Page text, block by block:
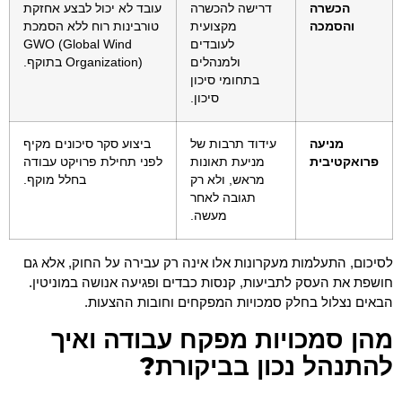
הכשרה
והסמכה
דרישה להכשרה
מקצועית
לעובדים
ולמנהלים
בתחומי סיכון
סיכון.
עובד לא יכול לבצע אחזקת
טורבינות רוח ללא הסמכת
GWO (Global Wind
Organization) בתוקף.
מניעה
פרואקטיבית
עידוד תרבות של
מניעת תאונות
מראש, ולא רק
תגובה לאחר
מעשה.
ביצוע סקר סיכונים מקיף
לפני תחילת פרויקט עבודה
בחלל מוקף.
לסיכום, התעלמות מעקרונות אלו אינה רק עבירה על החוק, אלא גם
חושפת את העסק לתביעות, קנסות כבדים ופגיעה אנושה במוניטין.
הבאים נצלול בחלק סמכויות המפקחים וחובות ההצעות.
מהן סמכויות מפקח עבודה ואיך
להתנהל נכון בביקורת?